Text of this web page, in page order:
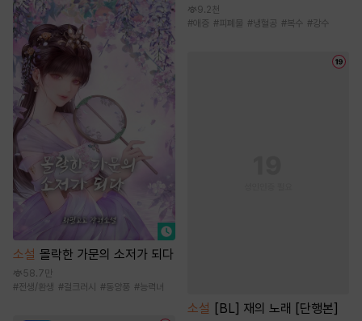
소설 몰락한 가문의 소저가 되다
58.7만
#전생/환생 #걸크러시 #동양풍 #능력녀
9.2천
#애증 #피폐물 #냉혈공 #복수 #강수
소설 [BL] 재의 노래 [단행본]